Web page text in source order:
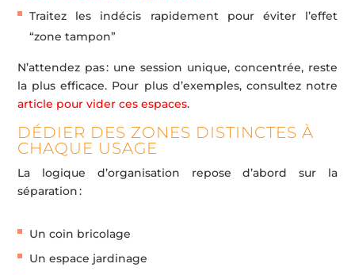
Traitez les indécis rapidement pour éviter l’effet
“zone tampon”
N’attendez pas : une session unique, concentrée, reste
la plus efficace. Pour plus d’exemples, consultez notre
article pour vider ces espaces.
DÉDIER DES ZONES DISTINCTES À
CHAQUE USAGE
La logique d’organisation repose d’abord sur la
séparation :
Un coin bricolage
Un espace jardinage